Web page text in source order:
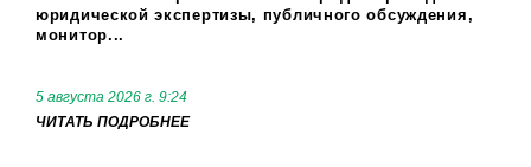
юридической экспертизы, публичного обсуждения,
монитор...
5 августа 2026 г. 9:24
ЧИТАТЬ ПОДРОБНЕЕ